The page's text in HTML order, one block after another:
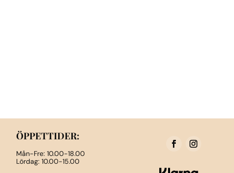
ÖPPETTIDER:
Mån-Fre: 10.00-18.00
Lördag: 10.00-15.00